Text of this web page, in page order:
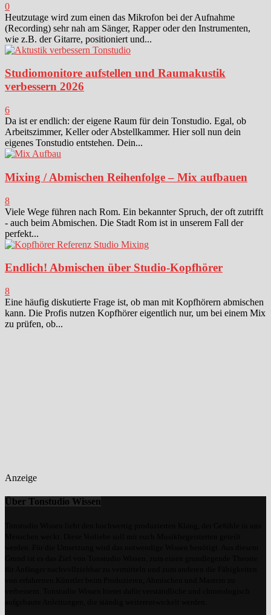
0
Heutzutage wird zum einen das Mikrofon bei der Aufnahme
(Recording) sehr nah am Sänger, Rapper oder den Instrumenten,
wie z.B. der Gitarre, positioniert und...
Studiomonitore aufstellen und Raumakustik
verbessern 2026
6
Da ist er endlich: der eigene Raum für dein Tonstudio. Egal, ob
Arbeitszimmer, Keller oder Abstellkammer. Hier soll nun dein
eigenes Tonstudio entstehen. Dein...
Mixing / Abmischen Reihenfolge – Mix aufbauen
8
Viele Wege führen nach Rom. Ein bekannter Spruch, der oft zutrifft
- auch beim Abmischen. Die Stadt Rom ist in unserem Fall der
perfekt...
Endlich! Abmischen über Studio-Kopfhörer
8
Eine häufig diskutierte Frage ist, ob man mit Kopfhörern abmischen
kann. Die Profis nutzen Kopfhörer eigentlich nur, um bei einem Mix
zu prüfen, ob...
Anzeige
Über Tonstudio Wissen